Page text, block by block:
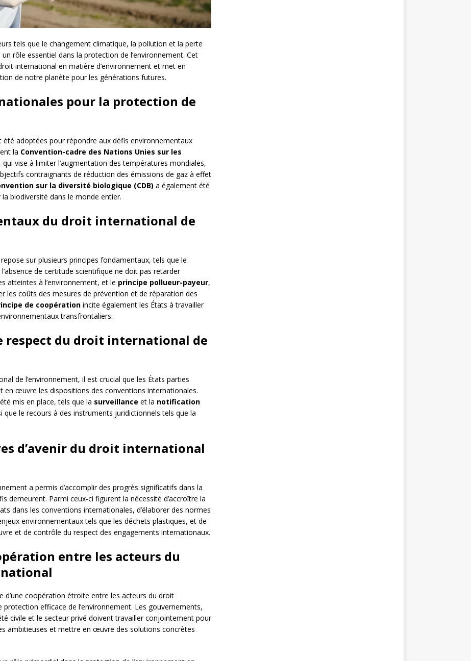
tels que le changement climatique, la pollution et la perte
rôle essentiel dans la protection de l’environnement. Cet
international en matière d’environnement et met en
de notre planète pour les générations futures.
pour la protection de
adoptées pour répondre aux défis environnementaux
la Convention-cadre des Nations Unies sur les
, qui vise à limiter l’augmentation des températures mondiales,
contraignants de réduction des émissions de gaz à effet
sur la diversité biologique (CDB) a également été
biodiversité dans le monde entier.
du droit international de
sur plusieurs principes fondamentaux, tels que le
de certitude scientifique ne doit pas retarder
atteintes à l’environnement, et le principe pollueur-payeur,
les coûts des mesures de prévention et de réparation des
de coopération incite également les États à travailler
transfrontaliers.
respect du droit international de
de l’environnement, il est crucial que les États parties
œuvre les dispositions des conventions internationales.
mis en place, tels que la surveillance et la notification
que le recours à des instruments juridictionnels tels que la
d’avenir du droit international
a permis d’accomplir des progrès significatifs dans la
demeurent. Parmi ceux-ci figurent la nécessité d’accroître la
dans les conventions internationales, d’élaborer des normes
environnementaux tels que les déchets plastiques, et de
et de contrôle du respect des engagements internationaux.
entre les acteurs du
d’une coopération étroite entre les acteurs du droit
efficace de l’environnement. Les gouvernements,
civile et le secteur privé doivent travailler conjointement pour
ambitieuses et mettre en œuvre des solutions concrètes